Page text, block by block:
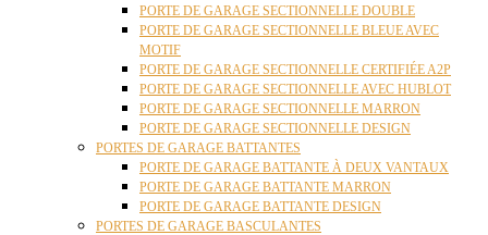
PORTE DE GARAGE SECTIONNELLE DOUBLE
PORTE DE GARAGE SECTIONNELLE BLEUE AVEC
MOTIF
PORTE DE GARAGE SECTIONNELLE CERTIFIÉE A2P
PORTE DE GARAGE SECTIONNELLE AVEC HUBLOT
PORTE DE GARAGE SECTIONNELLE MARRON
PORTE DE GARAGE SECTIONNELLE DESIGN
PORTES DE GARAGE BATTANTES
PORTE DE GARAGE BATTANTE À DEUX VANTAUX
PORTE DE GARAGE BATTANTE MARRON
PORTE DE GARAGE BATTANTE DESIGN
PORTES DE GARAGE BASCULANTES